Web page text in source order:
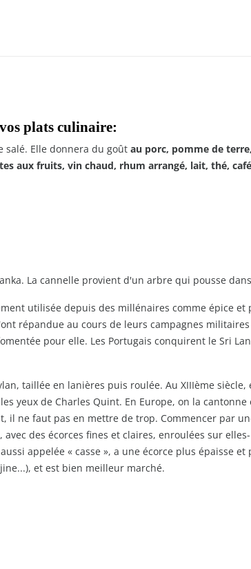
plats culinaire:
salé. Elle donnera du goût au porc, pomme de
aux fruits, vin chaud, rhum arrangé, lait, thé,
La cannelle provient d'un arbre qui pousse
utilisée depuis des millénaires comme épice
répandue au cours de leurs campagnes
pour elle. Les Portugais conquirent le Sri
taillée en lanières puis roulée. Au XIIIème
yeux de Charles Quint. En Europe, on la
ne faut pas en mettre de trop. Commencer par
des écorces fines et claires, enroulées sur
appelée « casse », a une écorce plus épaisse
et est bien meilleur marché.